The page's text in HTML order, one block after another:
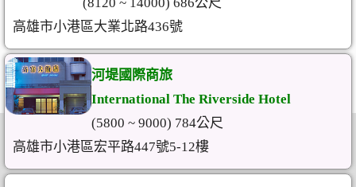
高雄市小港區大業北路436號
河堤國際商旅
International The Riverside Hotel
(5800 ~ 9000) 784公尺
高雄市小港區宏平路447號5-12樓